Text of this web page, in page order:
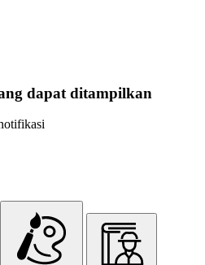
dapat ditampilkan